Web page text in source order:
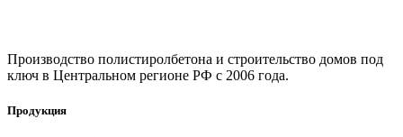
Производство полистиролбетона и строительство домов под
ключ в Центральном регионе РФ с 2006 года.
Продукция